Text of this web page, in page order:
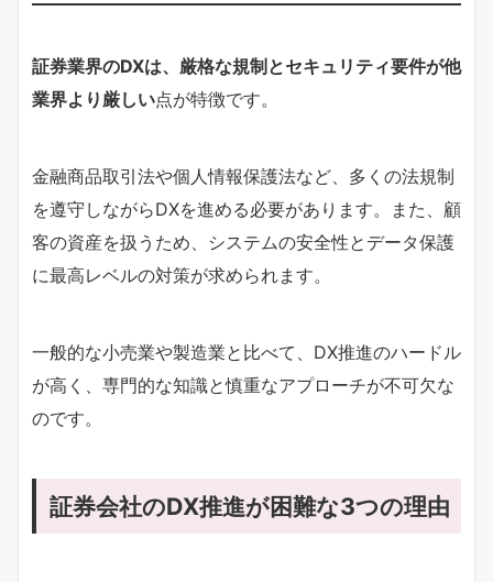
証券業界のDXは、厳格な規制とセキュリティ要件が他
業界より厳しい点が特徴です。
金融商品取引法や個人情報保護法など、多くの法規制
を遵守しながらDXを進める必要があります。また、顧
客の資産を扱うため、システムの安全性とデータ保護
に最高レベルの対策が求められます。
一般的な小売業や製造業と比べて、DX推進のハードル
が高く、専門的な知識と慎重なアプローチが不可欠な
のです。
証券会社のDX推進が困難な3つの理由